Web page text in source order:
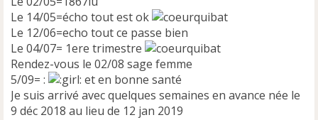
Le 14/05=écho tout est ok
Le 12/06=echo tout ce passe bien
Le 04/07= 1ere trimestre
Rendez-vous le 02/08 sage femme
5/09= :
et en bonne santé
Je suis arrivé avec quelques semaines en avance née le
9 déc 2018 au lieu de 12 jan 2019